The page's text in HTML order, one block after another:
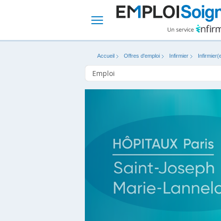
Accueil Offres d'emploi Infirmier